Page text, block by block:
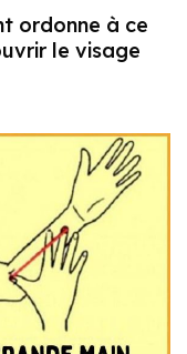
ordonne à ce
le visage